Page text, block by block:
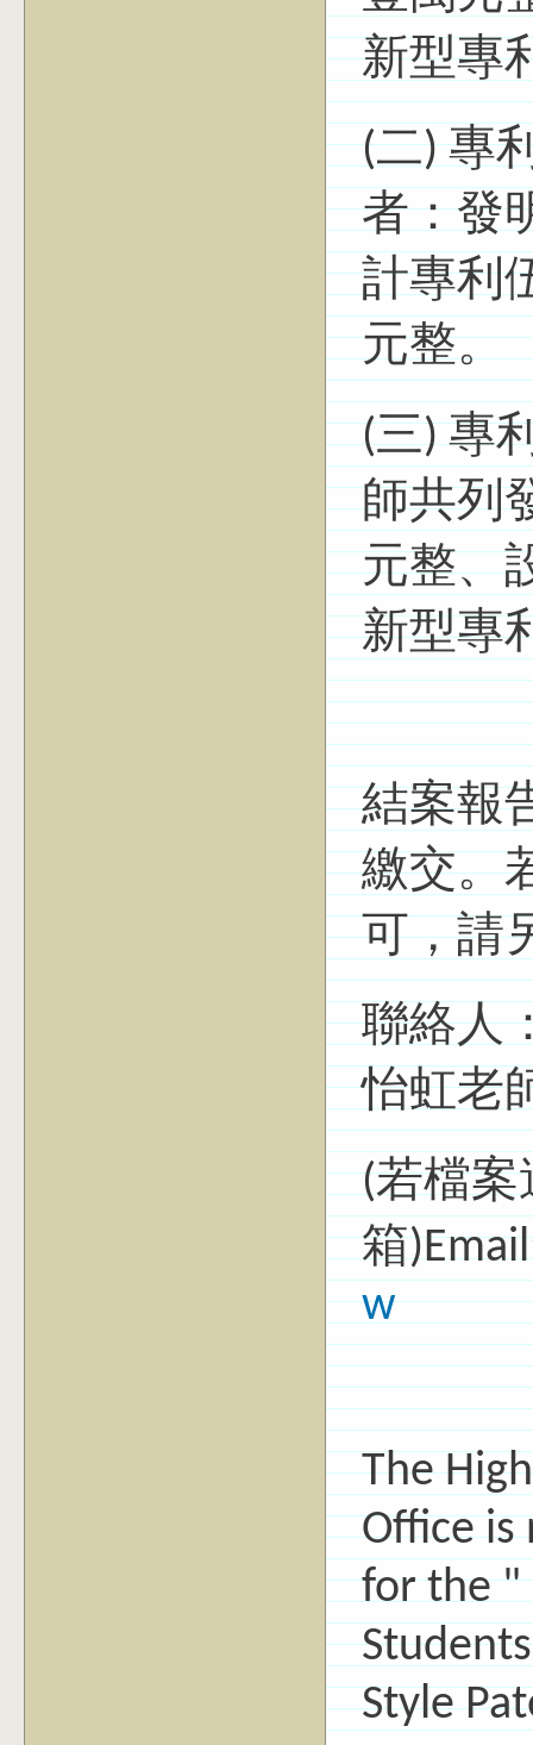
新型專
(二) 專
者：發
計專利
元整。
(三) 專
師共列
元整、
新型專
結案報
繳交。
可，請
聯絡人
怡虹老
(若檔案
箱
w
The
Office is
for the "
Style